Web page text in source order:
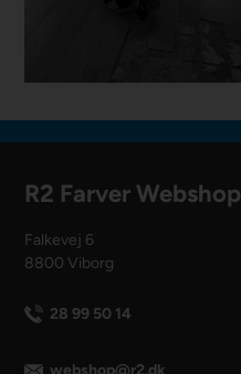
R2 Farver Webshop
Falkevej 6
8800 Viborg
28 99 50 14
webshop@r2.dk